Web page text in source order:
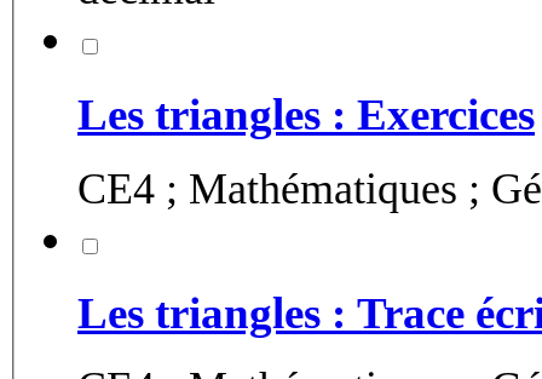
Les triangles : Exercices
CE4 ; Mathématiques ;
Les triangles : Trace